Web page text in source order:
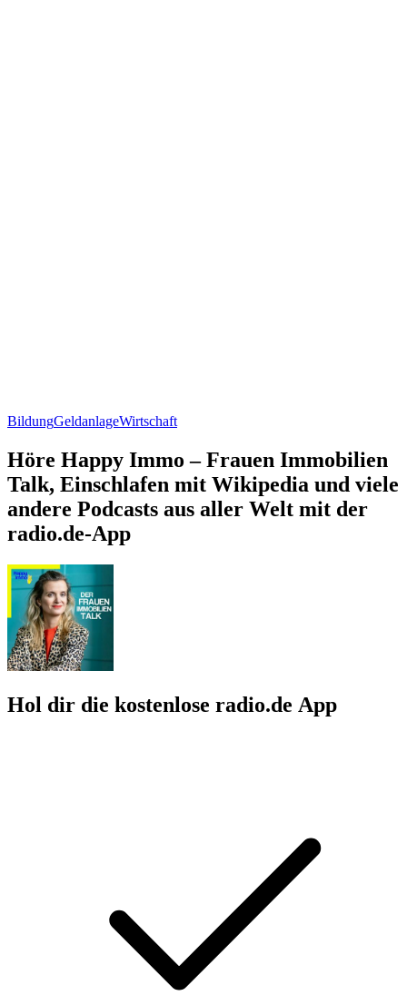
BildungGeldanlageWirtschaft
Höre Happy Immo – Frauen Immobilien
Talk, Einschlafen mit Wikipedia und viele
andere Podcasts aus aller Welt mit der
radio.de-App
Hol dir die kostenlose radio.de App